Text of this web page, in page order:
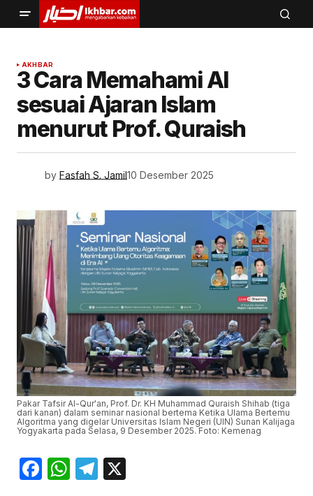
AKHBAR
3 Cara Memahami AI
sesuai Ajaran Islam
menurut Prof. Quraish
by Fasfah S. Jamil10 Desember 2025
Pakar Tafsir Al-Qur'an, Prof. Dr. KH Muhammad Quraish Shihab (tiga
dari kanan) dalam seminar nasional bertema Ketika Ulama Bertemu
Algoritma yang digelar Universitas Islam Negeri (UIN) Sunan Kalijaga
Yogyakarta pada Selasa, 9 Desember 2025. Foto: Kemenag
Facebook
WhatsApp
Telegram